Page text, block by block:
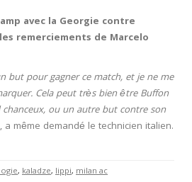
avec la Georgie contre
remerciements de Marcelo
but pour gagner ce match, et je ne me
Cela peut très bien être Buffon
ou un autre but contre son
même demandé le technicien italien.
, kaladze, lippi, milan ac